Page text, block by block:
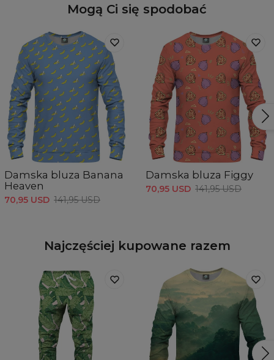
Mogą Ci się spodobać
Damska bluza Banana
Heaven
70,95 USD 141,95 USD
Damska bluza Figgy
70,95 USD 141,95 USD
Najczęściej kupowane razem